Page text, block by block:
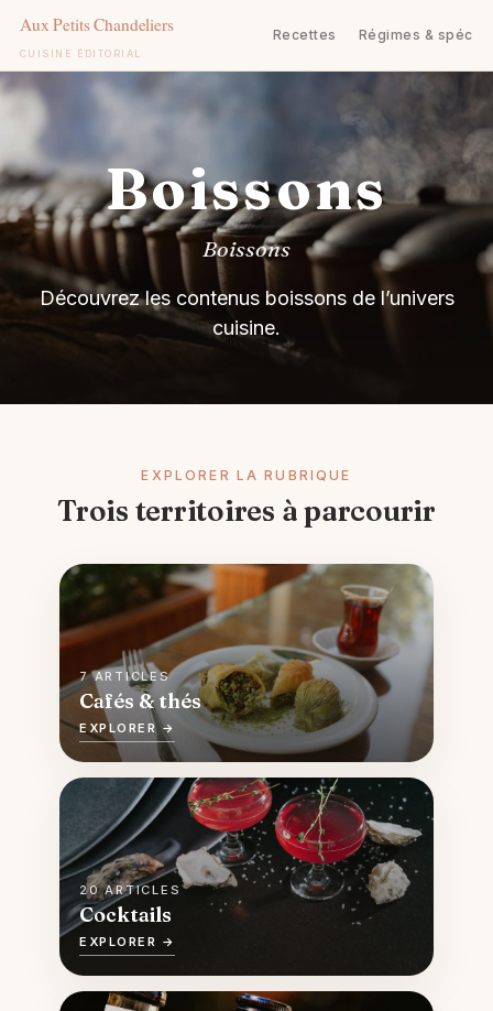
CUISINE ÉDITORIAL
Recettes Régimes &
Aller
Boissons
Boissons
Découvrez les contenus boissons de l’univers
cuisine.
EXPLORER LA RUBRIQUE
Trois territoires à parcourir
7 ARTICLES
Cafés & thés
EXPLORER →
20 ARTICLES
Cocktails
EXPLORER →